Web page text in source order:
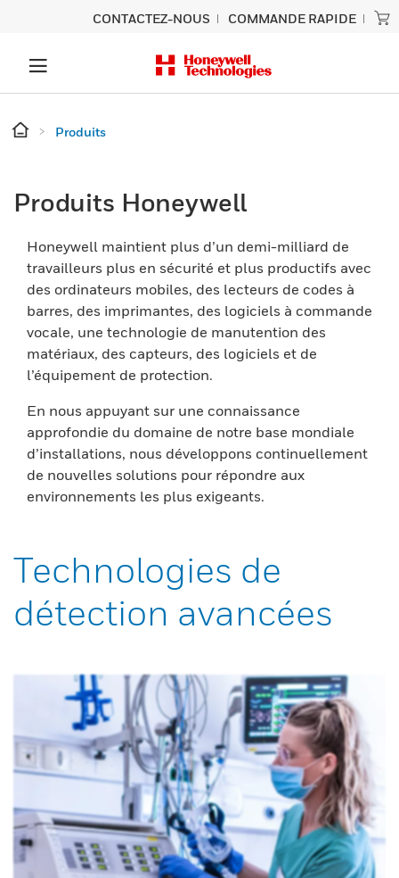
CONTACTEZ-NOUS COMMANDE RAPIDE
Produits
Produits Honeywell
Honeywell maintient plus d’un demi-milliard de
travailleurs plus en sécurité et plus productifs avec
des ordinateurs mobiles, des lecteurs de codes à
barres, des imprimantes, des logiciels à commande
vocale, une technologie de manutention des
matériaux, des capteurs, des logiciels et de
l’équipement de protection.
En nous appuyant sur une connaissance
approfondie du domaine de notre base mondiale
d’installations, nous développons continuellement
de nouvelles solutions pour répondre aux
environnements les plus exigeants.
Technologies de
détection avancées